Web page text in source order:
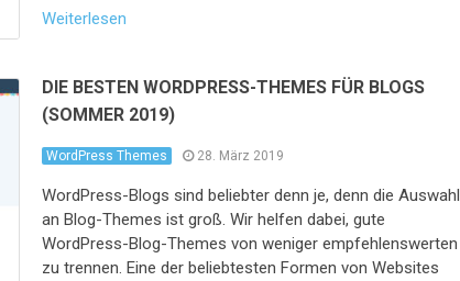
Weiterlesen
DIE BESTEN WORDPRESS-THEMES FÜR BLOGS
(SOMMER 2019)
WordPress Themes 28. März 2019
WordPress-Blogs sind beliebter denn je, denn die Auswahl
an Blog-Themes ist groß. Wir helfen dabei, gute
WordPress-Blog-Themes von weniger empfehlenswerten
zu trennen. Eine der beliebtesten Formen von Websites